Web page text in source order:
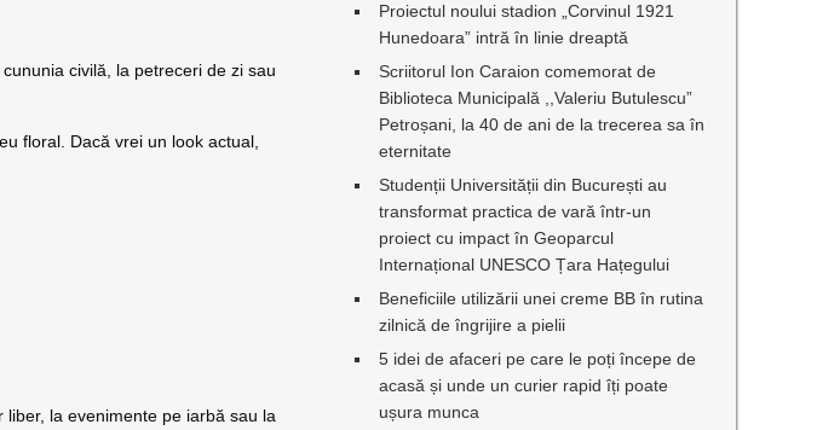
civilă, la petreceri de zi sau
floral. Dacă vrei un look actual,
la evenimente pe iarbă sau la
Proiectul noului stadion „Corvinul 1921
Hunedoara” intră în linie dreaptă
Scriitorul Ion Caraion comemorat de
Biblioteca Municipală ,,Valeriu Butulescu”
Petroșani, la 40 de ani de la trecerea sa în
eternitate
Studenții Universității din București au
transformat practica de vară într-un
proiect cu impact în Geoparcul
Internațional UNESCO Țara Hațegului
Beneficiile utilizării unei creme BB în rutina
zilnică de îngrijire a pielii
5 idei de afaceri pe care le poți începe de
acasă și unde un curier rapid îți poate
ușura munca